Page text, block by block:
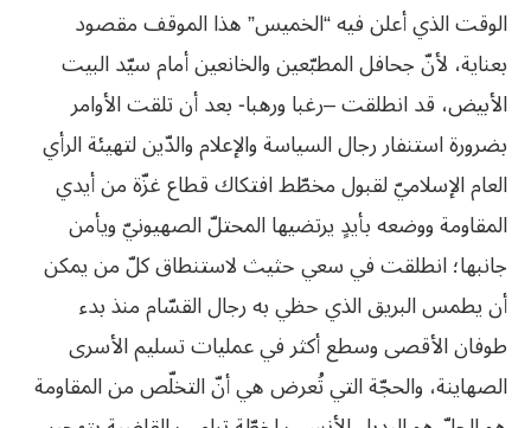
الوقت الذي أعلن فيه “الخميس” هذا الموقف مقصود
بعناية، لأنّ جحافل المطبّعين والخانعين أمام سيّد البيت
الأبيض، قد انطلقت –رغبا ورهبا- بعد أن تلقت الأوامر
بضرورة استنفار رجال السياسة والإعلام والدّين لتهيئة الرأي
العام الإسلاميّ لقبول مخطّط افتكاك قطاع غزّة من أيدي
المقاومة ووضعه بأيدٍ يرتضيها المحتلّ الصهيونيّ ويأمن
جانبها؛ انطلقت في سعي حثيث لاستنطاق كلّ من يمكن
أن يطمس البريق الذي حظي به رجال القسّام منذ بدء
طوفان الأقصى وسطع أكثر في عمليات تسليم الأسرى
الصهاينة، والحجّة التي تُعرض هي أنّ التخلّص من المقاومة